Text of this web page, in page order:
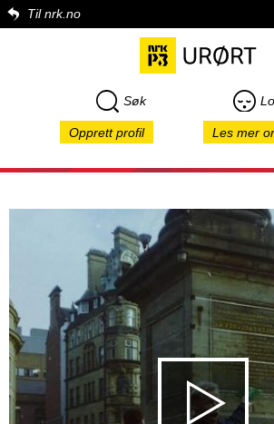
Til nrk.no
Søk
Opprett profil Les mer